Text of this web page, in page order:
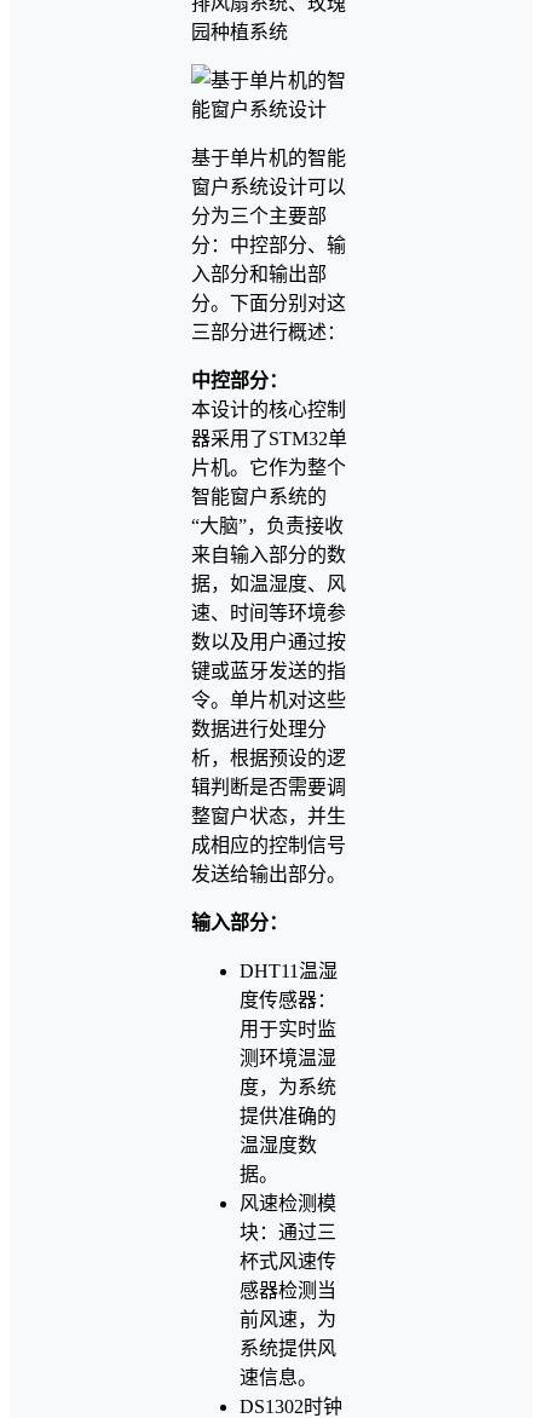
园种植系统
基于单片机的智能
窗户系统设计可以
分为三个主要部
分：中控部分、输
入部分和输出部
分。下面分别对这
三部分进行概述：
中控部分：
本设计的核心控制
器采用了STM32单
片机。它作为整个
智能窗户系统的
“大脑”，负责接收
来自输入部分的数
据，如温湿度、风
速、时间等环境参
数以及用户通过按
键或蓝牙发送的指
令。单片机对这些
数据进行处理分
析，根据预设的逻
辑判断是否需要调
整窗户状态，并生
成相应的控制信号
发送给输出部分。
输入部分：
DHT11温湿
度传感器：
用于实时监
测环境温湿
度，为系统
提供准确的
温湿度数
据。
风速检测模
块：通过三
杯式风速传
感器检测当
前风速，为
系统提供风
速信息。
DS1302时钟